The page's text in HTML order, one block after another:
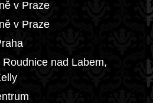
v Praze
v Praze
nad Labem,